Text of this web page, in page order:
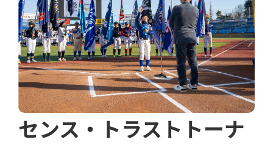
センス・トラストトーナ